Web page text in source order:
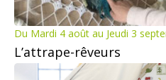
Du Mardi 4 août au Jeudi 3
L’attrape-rêveurs